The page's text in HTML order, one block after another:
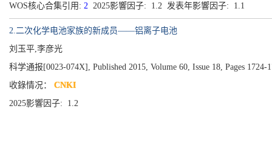
WOS核心合集引用: 2 2025影響因子: 1.2 发表年影響因子: 1.1
2.二次化学电池家族的新成员——铝离子电池
刘玉平,李彦光
科学通报[0023-074X], Published 2015, Volume 60, Issue 18, Pages 1724-
收錄情况： CNKI
2025影響因子: 1.2